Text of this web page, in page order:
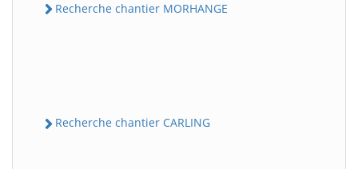
Recherche chantier MORHANGE
Recherche chantier CARLING